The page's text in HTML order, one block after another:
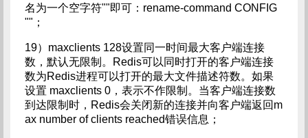
名为一个空字符""即可：rename-command CONFIG
""；
19）maxclients 128设置同一时间最大客户端连接
数，默认无限制。Redis可以同时打开的客户端连接
数为Redis进程可以打开的最大文件描述符数。如果
设置 maxclients 0，表示不作限制。当客户端连接数
到达限制时，Redis会关闭新的连接并向客户端返回m
ax number of clients reached错误信息；